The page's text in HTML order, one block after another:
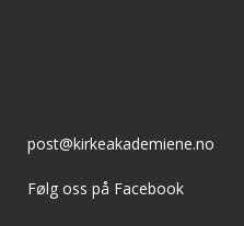
post@kirkeakademiene.no
Følg oss på Facebook